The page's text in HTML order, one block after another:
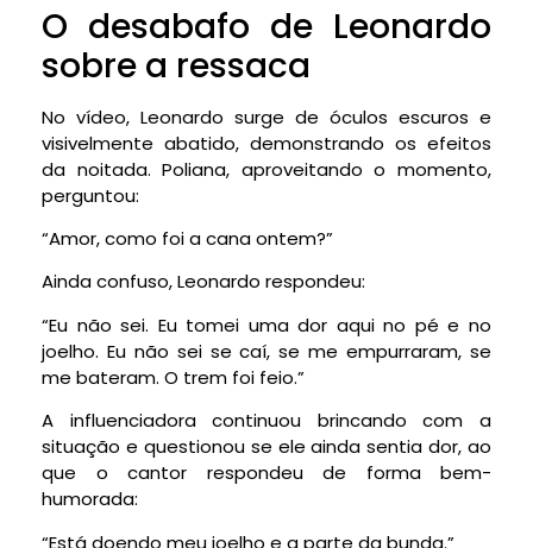
O desabafo de Leonardo
sobre a ressaca
No vídeo, Leonardo surge de óculos escuros e
visivelmente abatido, demonstrando os efeitos
da noitada. Poliana, aproveitando o momento,
perguntou:
“Amor, como foi a cana ontem?”
Ainda confuso, Leonardo respondeu:
“Eu não sei. Eu tomei uma dor aqui no pé e no
joelho. Eu não sei se caí, se me empurraram, se
me bateram. O trem foi feio.”
A influenciadora continuou brincando com a
situação e questionou se ele ainda sentia dor, ao
que o cantor respondeu de forma bem-
humorada:
“Está doendo meu joelho e a parte da bunda.”